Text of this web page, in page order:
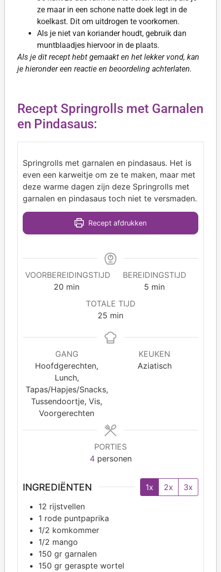
ze maar in een schone natte doek legt in de
koelkast. Dit om uitdrogen te voorkomen.
Als je niet van koriander houdt, gebruik dan
muntblaadjes hiervoor in de plaats.
Als je dit recept hebt gemaakt en het lekker vond, kan
je hieronder een reactie en beoordeling achterlaten.
Recept Springrolls met Garnalen
en Pindasaus:
Springrolls met garnalen en pindasaus. Het is
even een karweitje om ze te maken, maar met
deze warme dagen zijn deze Springrolls met
garnalen en pindasaus toch niet te versmaden.
Recept afdrukken
VOORBEREIDINGSTIJD
20 min
BEREIDINGSTIJD
5 min
TOTALE TIJD
25 min
GANG
Hoofdgerechten,
Lunch,
Tapas/Hapjes/Snacks,
Tussendoortje, Vis,
Voorgerechten
KEUKEN
Aziatisch
PORTIES
4 personen
INGREDIËNTEN 1x 2x
3x
12 rijstvellen
1 rode puntpaprika
1/2 komkommer
1/2 mango
150 gr garnalen
150 gr geraspte wortel